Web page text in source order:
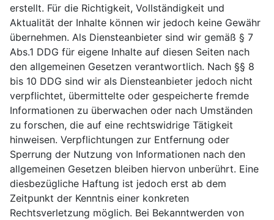
erstellt. Für die Richtigkeit, Vollständigkeit und
Aktualität der Inhalte können wir jedoch keine Gewähr
übernehmen. Als Diensteanbieter sind wir gemäß § 7
Abs.1 DDG für eigene Inhalte auf diesen Seiten nach
den allgemeinen Gesetzen verantwortlich. Nach §§ 8
bis 10 DDG sind wir als Diensteanbieter jedoch nicht
verpflichtet, übermittelte oder gespeicherte fremde
Informationen zu überwachen oder nach Umständen
zu forschen, die auf eine rechtswidrige Tätigkeit
hinweisen. Verpflichtungen zur Entfernung oder
Sperrung der Nutzung von Informationen nach den
allgemeinen Gesetzen bleiben hiervon unberührt. Eine
diesbezügliche Haftung ist jedoch erst ab dem
Zeitpunkt der Kenntnis einer konkreten
Rechtsverletzung möglich. Bei Bekanntwerden von